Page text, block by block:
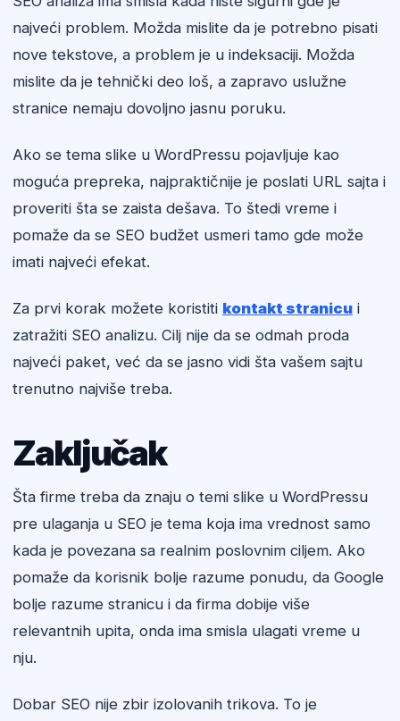
najveći problem. Možda mislite da je potrebno pisati
nove tekstove, a problem je u indeksaciji. Možda
mislite da je tehnički deo loš, a zapravo uslužne
stranice nemaju dovoljno jasnu poruku.
Ako se tema slike u WordPressu pojavljuje kao
moguća prepreka, najpraktičnije je poslati URL sajta i
proveriti šta se zaista dešava. To štedi vreme i
pomaže da se SEO budžet usmeri tamo gde može
imati najveći efekat.
Za prvi korak možete koristiti kontakt stranicu i
zatražiti SEO analizu. Cilj nije da se odmah proda
najveći paket, već da se jasno vidi šta vašem sajtu
trenutno najviše treba.
Zaključak
Šta firme treba da znaju o temi slike u WordPressu
pre ulaganja u SEO je tema koja ima vrednost samo
kada je povezana sa realnim poslovnim ciljem. Ako
pomaže da korisnik bolje razume ponudu, da Google
bolje razume stranicu i da firma dobije više
relevantnih upita, onda ima smisla ulagati vreme u
nju.
Dobar SEO nije zbir izolovanih trikova. To je